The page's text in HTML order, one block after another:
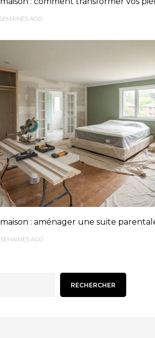
AGO
: aménager une suite
AGO
RECHERCHER